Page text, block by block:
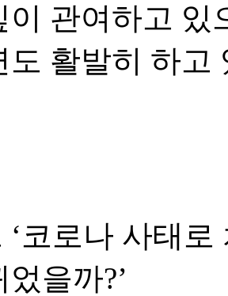
이 관여하고 있
도 활발히 하고
‘코로나 사태
을까?’